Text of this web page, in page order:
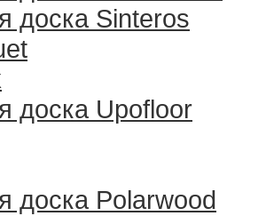
доска Sinteros
доска Upofloor
доска Polarwood